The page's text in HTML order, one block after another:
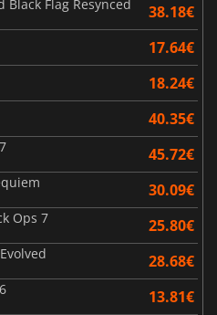
Black Flag Resynced
38.18€
17.64€
18.24€
40.35€
45.72€
30.09€
Ops 7 25.80€
28.68€
13.81€